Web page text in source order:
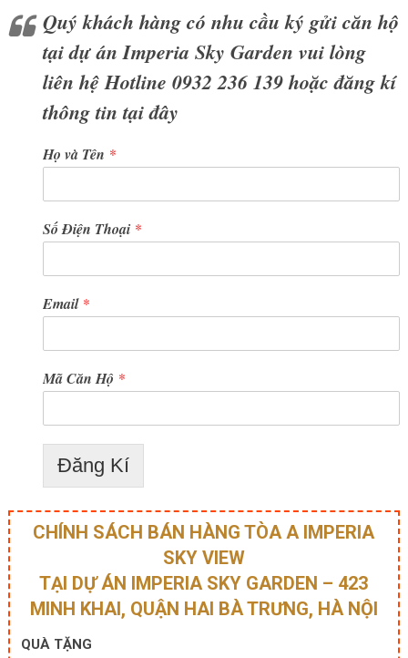
Quý khách hàng có nhu cầu ký gửi căn hộ
tại dự án Imperia Sky Garden vui lòng
liên hệ Hotline 0932 236 139 hoặc đăng kí
thông tin tại đây
Họ và Tên *
Số Điện Thoại *
Email *
Mã Căn Hộ *
Đăng Kí
CHÍNH SÁCH BÁN HÀNG TÒA A IMPERIA
SKY VIEW
TẠI DỰ ÁN IMPERIA SKY GARDEN – 423
MINH KHAI, QUẬN HAI BÀ TRƯNG, HÀ NỘI
QUÀ TẶNG